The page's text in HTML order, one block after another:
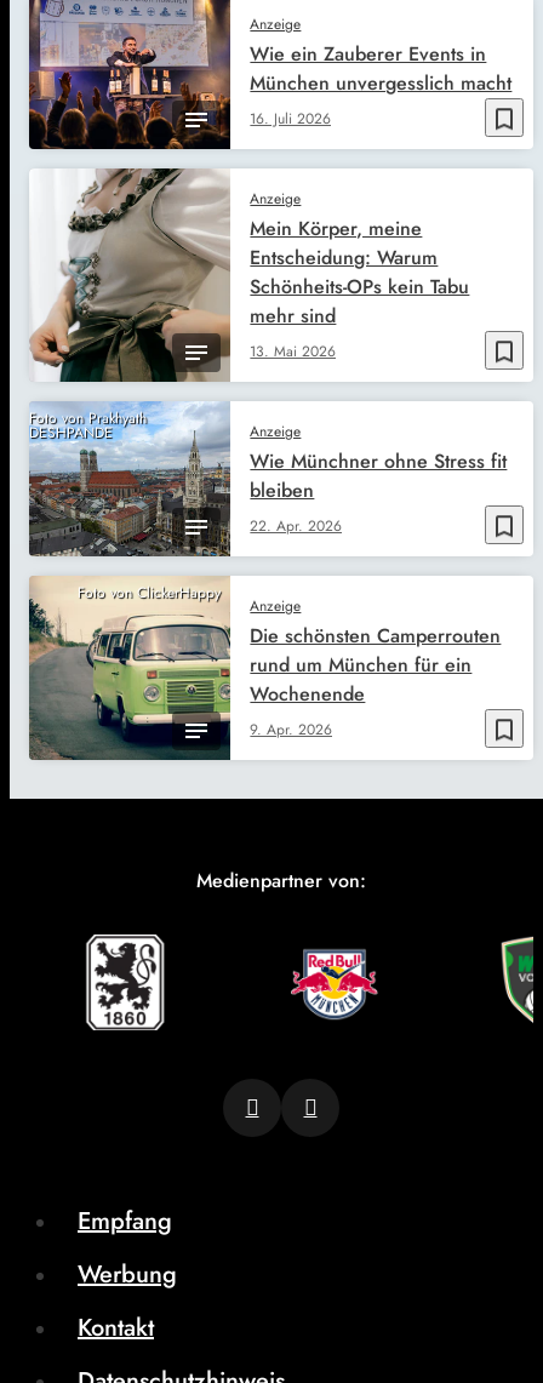
bookmark_border
Anzeige
16. Juli 2026
Wie ein Zauberer Events in
München unvergesslich macht
bookmark_border
Anzeige
13. Mai 2026
Mein Körper, meine
Entscheidung: Warum
Schönheits-OPs kein Tabu
mehr sind
Foto von Prakhyath
DESHPANDE
bookmark_border
Anzeige
22. Apr. 2026
Wie Münchner ohne Stress fit
bleiben
Foto von ClickerHappy
bookmark_border
Anzeige
9. Apr. 2026
Die schönsten Camperrouten
rund um München für ein
Wochenende
Medienpartner von:
Empfang
Werbung
Kontakt